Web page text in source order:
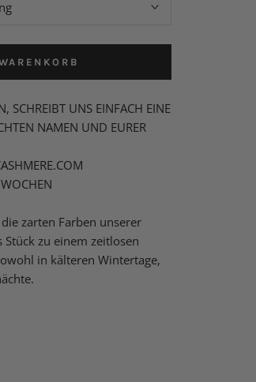
SCHREIBT UNS EINFACH EINE
NAMEN UND EURER
zarten Farben unserer
Stück zu einem zeitlosen
in kälteren Wintertage,